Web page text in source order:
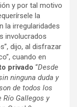
y por tal motivo
la
la irregularidades
involucrados
dijo, al disfrazar
cuando en
privado “Desde
ninguna duda y
de todos los
Gallegos y